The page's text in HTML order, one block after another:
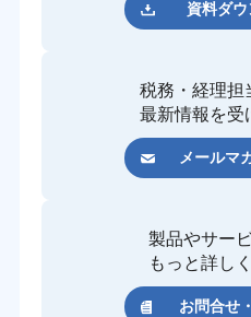
資料ダ
税務・経理担
最新情報を受
メールマ
製品やサー
もっと詳し
お問合せ